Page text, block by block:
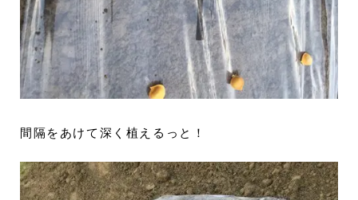
間隔をあけて深く植えるっと！